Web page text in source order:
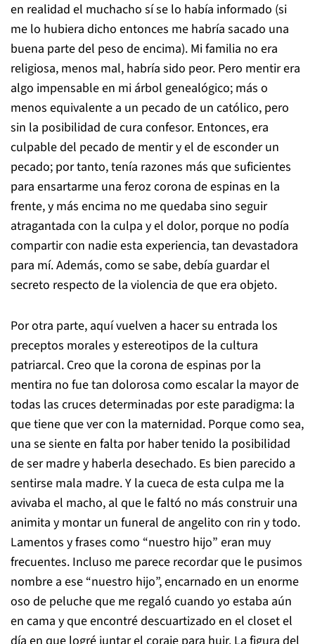
en realidad el muchacho sí se lo había informado (si
me lo hubiera dicho entonces me habría sacado una
buena parte del peso de encima). Mi familia no era
religiosa, menos mal, habría sido peor. Pero mentir era
algo impensable en mi árbol genealógico; más o
menos equivalente a un pecado de un católico, pero
sin la posibilidad de cura confesor. Entonces, era
culpable del pecado de mentir y el de esconder un
pecado; por tanto, tenía razones más que suficientes
para ensartarme una feroz corona de espinas en la
frente, y más encima no me quedaba sino seguir
atragantada con la culpa y el dolor, porque no podía
compartir con nadie esta experiencia, tan devastadora
para mí. Además, como se sabe, debía guardar el
secreto respecto de la violencia de que era objeto.
Por otra parte, aquí vuelven a hacer su entrada los
preceptos morales y estereotipos de la cultura
patriarcal. Creo que la corona de espinas por la
mentira no fue tan dolorosa como escalar la mayor de
todas las cruces determinadas por este paradigma: la
que tiene que ver con la maternidad. Porque como sea,
una se siente en falta por haber tenido la posibilidad
de ser madre y haberla desechado. Es bien parecido a
sentirse mala madre. Y la cueca de esta culpa me la
avivaba el macho, al que le faltó no más construir una
animita y montar un funeral de angelito con rin y todo.
Lamentos y frases como “nuestro hijo” eran muy
frecuentes. Incluso me parece recordar que le pusimos
nombre a ese “nuestro hijo”, encarnado en un enorme
oso de peluche que me regaló cuando yo estaba aún
en cama y que encontré descuartizado en el closet el